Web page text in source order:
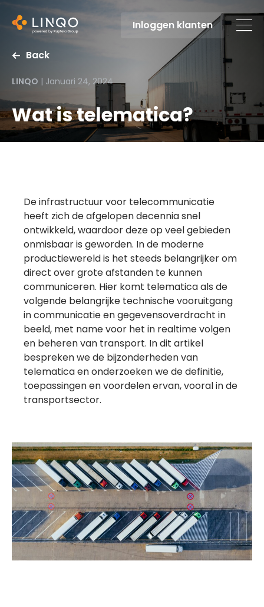
Inloggen klanten
Back
LINQO | Januari 24, 2024
Wat is telematica?
De infrastructuur voor telecommunicatie
heeft zich de afgelopen decennia snel
ontwikkeld, waardoor deze op veel gebieden
onmisbaar is geworden. In de moderne
productiewereld is het steeds belangrijker om
direct over grote afstanden te kunnen
communiceren. Hier komt telematica als de
volgende belangrijke technische vooruitgang
in communicatie en gegevensoverdracht in
beeld, met name voor het in realtime volgen
en beheren van transport. In dit artikel
bespreken we de bijzonderheden van
telematica en onderzoeken we de definitie,
toepassingen en voordelen ervan, vooral in de
transportsector.